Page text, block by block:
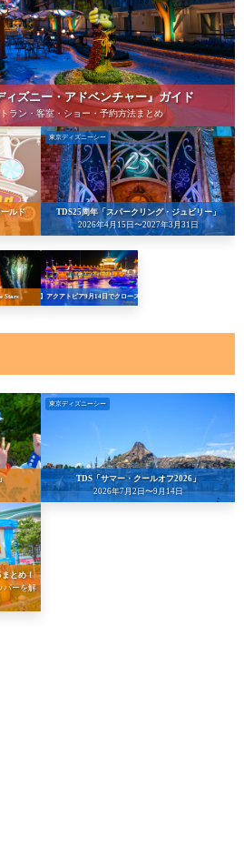
ィズニー・アドベンチャー』ガイド
ラン・客室・ショー・予約方法まとめ
ルド
東京ディズニーシー
TDS25周年「スパークリング・ジュビリー」
2026年4月15日〜2027年3月31日
Stars 【悲報】アクアトピア9月14日でクローズへ…！
東京ディズニーシー
TDS「サマー・クールオフ2026」
2026年7月2日〜9月14日
まとめ！
パーを解